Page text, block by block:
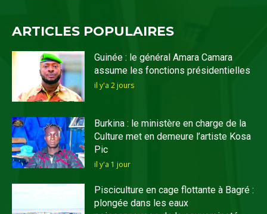
ARTICLES POPULAIRES
Guinée : le général Amara Camara
assume les fonctions présidentielles
il y'a 2 jours
Burkina : le ministère en charge de la
Culture met en demeure l’artiste Kosa
Pic
il y'a 1 jour
Pisciculture en cage flottante à Bagré :
plongée dans les eaux